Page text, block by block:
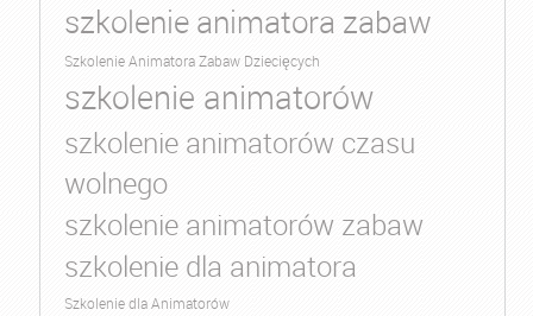
szkolenie animatora zabaw
Szkolenie Animatora Zabaw Dziecięcych
szkolenie animatorów
szkolenie animatorów czasu
wolnego
szkolenie animatorów zabaw
szkolenie dla animatora
Szkolenie dla Animatorów